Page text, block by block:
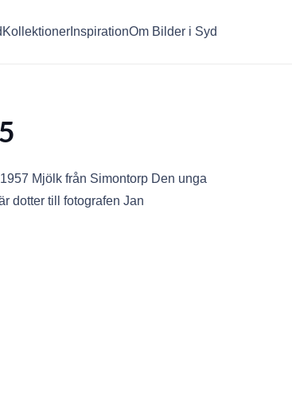
Kollektioner InspirationOm Bilder i Syd
Mjölk från Simontorp Den unga
dotter till fotografen Jan